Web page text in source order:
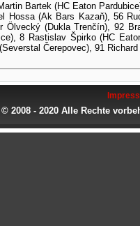
Bartek (HC Eaton
Hossa (Ak Bars Kazaň), 56
Ölvecký (Dukla Trenčín), 92
8 Rastislav Špirko (HC
Čerepovec), 91
© 2008 - 2020 Alle Rechte